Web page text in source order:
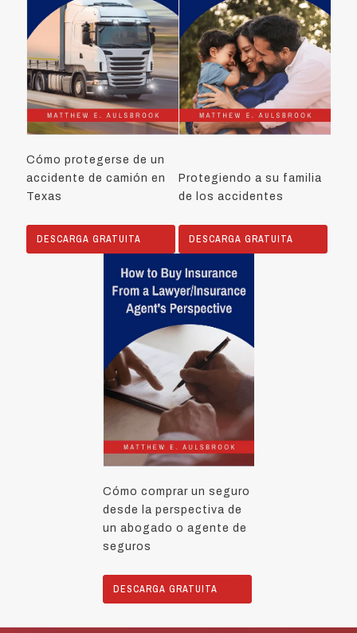
Cómo protegerse de un
accidente de camión en
Texas
DESCARGA GRATUITA
Protegiendo a su familia
de los accidentes
DESCARGA GRATUITA
Cómo comprar un seguro
desde la perspectiva de
un abogado o agente de
seguros
DESCARGA GRATUITA